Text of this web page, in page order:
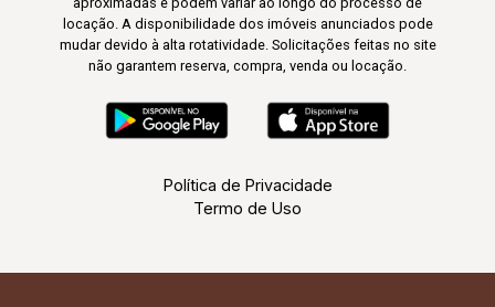
locação. A disponibilidade dos imóveis anunciados pode
mudar devido à alta rotatividade. Solicitações feitas no site
não garantem reserva, compra, venda ou locação.
Política de Privacidade
Termo de Uso